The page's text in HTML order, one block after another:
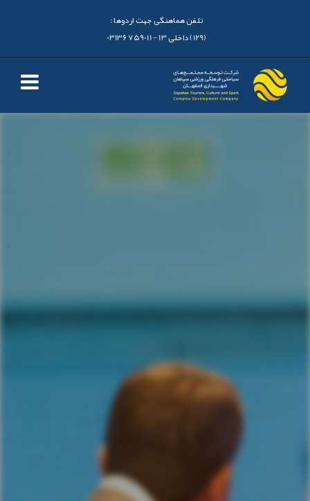
تلفن هماهنگی جهت اردوها :